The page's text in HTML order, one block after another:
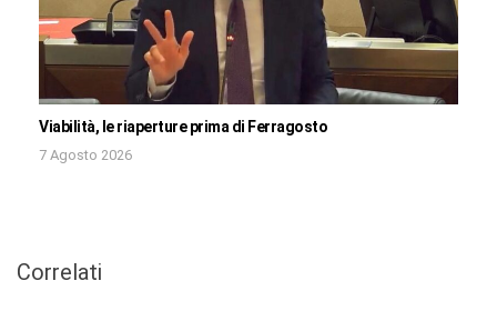
Viabilità, le riaperture prima di Ferragosto
7 Agosto 2026
Correlati